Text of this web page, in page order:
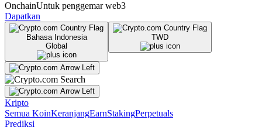
OnchainUntuk penggemar web3
Dapatkan
Bahasa Indonesia
Global
TWD
Kripto
Semua KoinKeranjangEarnStakingPerpetuals
Prediksi